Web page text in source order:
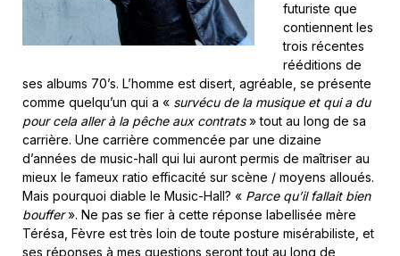
futuriste que
contiennent les
trois récentes
rééditions de
ses albums 70’s. L’homme est disert, agréable, se présente
comme quelqu’un qui a « survécu de la musique et qui a du
pour cela aller à la pêche aux contrats» tout au long de sa
carrière. Une carrière commencée par une dizaine
d’années de music-hall qui lui auront permis de maîtriser au
mieux le fameux ratio efficacité sur scène / moyens alloués.
Mais pourquoi diable le Music-Hall? « Parce qu’il fallait bien
bouffer». Ne pas se fier à cette réponse labellisée mère
Térésa, Fèvre est très loin de toute posture misérabiliste, et
ses réponses à mes questions seront tout au long de